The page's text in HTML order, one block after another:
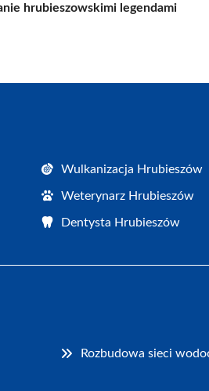
hrubieszowskimi legendami
Wulkanizacja Hrubieszów
Weterynarz Hrubieszów
Dentysta Hrubieszów
Rozbudowa sieci